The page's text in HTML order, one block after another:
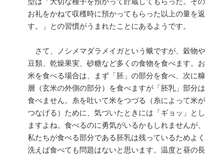
お礼をかねて収穫時に預かってもらった以上の量を返
す。」との習慣がうまれたことにあるようです。
さて、ノシメマダラメイガという蛾ですが、穀物や
豆類、乾燥果実、砂糖など多くの食物を食べます。お
米を食べる場合は、まず「胚」の部分を食べ、次に糠
層（玄米の外側の部分）を食べますが「胚乳」部分は
食べません。糸を吐いて米をつづる（糸によって米が
つなげる）ために、気づいたときには「ギョッ」とし
ますよね。食べるのに勇気がいるかもしれませんが、
私たちが食べる部分である胚乳は残っているためよく
洗えば食べても問題はないと思います。温度と昼の長